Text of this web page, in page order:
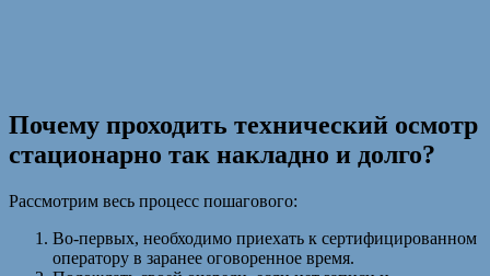
Почему проходить технический осмотр
стационарно так накладно и долго?
Рассмотрим весь процесс пошагового:
Во-первых, необходимо приехать к сертифицированном
оператору в заранее оговоренное время.